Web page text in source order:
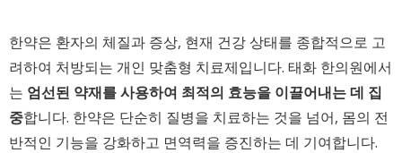
한약은 환자의 체질과 증상, 현재 건강 상태를 종합적으로 고
려하여 처방되는 개인 맞춤형 치료제입니다. 태화 한의원에서
는 엄선된 약재를 사용하여 최적의 효능을 이끌어내는 데 집
중합니다. 한약은 단순히 질병을 치료하는 것을 넘어, 몸의 전
반적인 기능을 강화하고 면역력을 증진하는 데 기여합니다.